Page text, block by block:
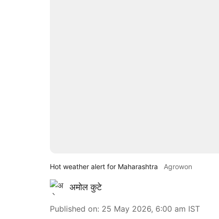
Hot weather alert for Maharashtra Agrowon
अमोल कुटे
Published on: 25 May 2026, 6:00 am IST